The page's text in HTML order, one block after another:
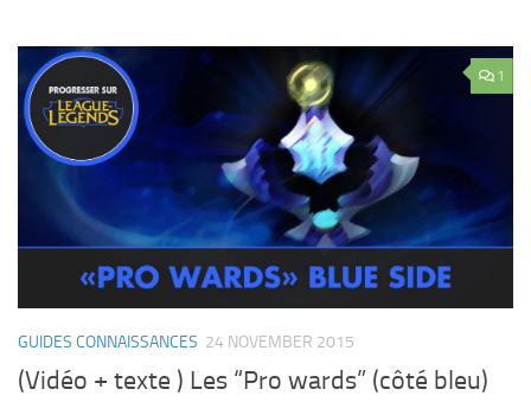
1
GUIDES CONNAISSANCES 24 NOVEMBER 2015
(Vidéo + texte ) Les “Pro wards” (côté bleu)